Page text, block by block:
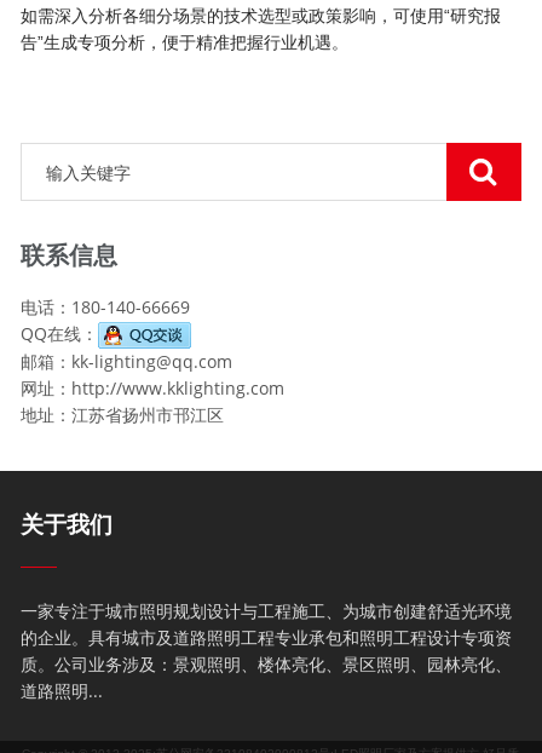
如需深入分析各细分场景的技术选型或政策影响，可使用“研究报
告”生成专项分析，便于精准把握行业机遇。
联系信息
电话：180-140-66669
QQ在线：
邮箱：kk-lighting@qq.com
网址：http://www.kklighting.com
地址：江苏省扬州市邗江区
关于我们
一家专注于城市照明规划设计与工程施工、为城市创建舒适光环境
的企业。具有城市及道路照明工程专业承包和照明工程设计专项资
质。公司业务涉及：景观照明、楼体亮化、景区照明、园林亮化、
道路照明...